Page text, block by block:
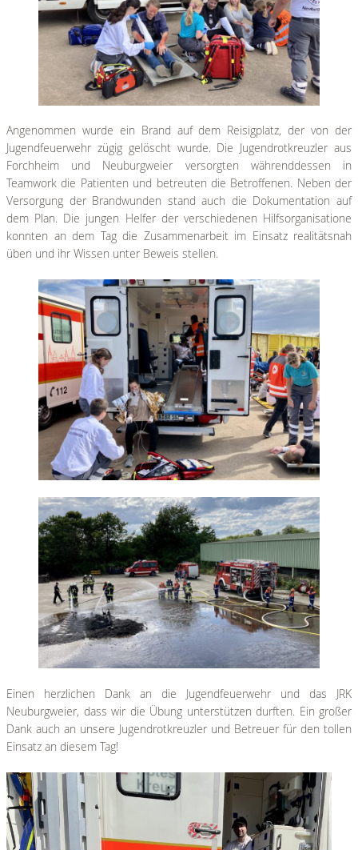
Angenommen wurde ein Brand auf dem Reisigplatz, der von der
Jugendfeuerwehr zügig gelöscht wurde. Die Jugendrotkreuzler aus
Forchheim und Neuburgweier versorgten währenddessen in
Teamwork die Patienten und betreuten die Betroffenen. Neben der
Versorgung der Brandwunden stand auch die Dokumentation auf
dem Plan. Die jungen Helfer der verschiedenen Hilfsorganisatione
konnten an dem Tag die Zusammenarbeit im Einsatz realitätsnah
üben und ihr Wissen unter Beweis stellen.
Einen herzlichen Dank an die Jugendfeuerwehr und das JRK
Neuburgweier, dass wir die Übung unterstützen durften. Ein großer
Dank auch an unsere Jugendrotkreuzler und Betreuer für den tollen
Einsatz an diesem Tag!